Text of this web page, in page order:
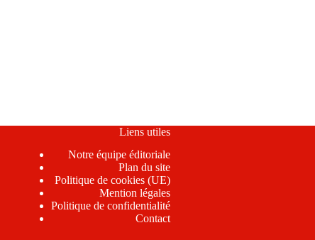
Liens utiles
Notre équipe éditoriale
Plan du site
Politique de cookies (UE)
Mention légales
Politique de confidentialité
Contact